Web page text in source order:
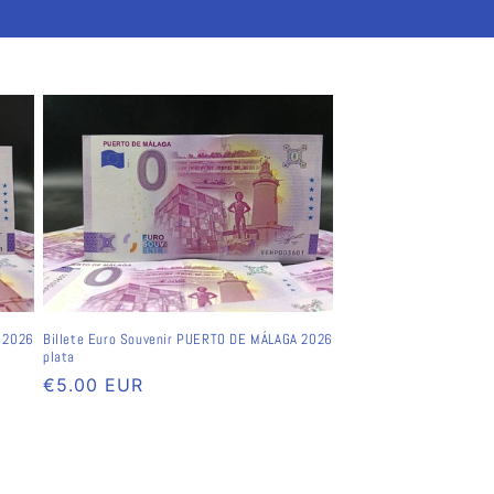
2026
Billete Euro Souvenir PUERTO DE MÁLAGA 2026
plata
Preço
€5.00 EUR